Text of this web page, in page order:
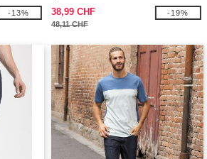
-13%
38,99 CHF
48,11 CHF
-19%